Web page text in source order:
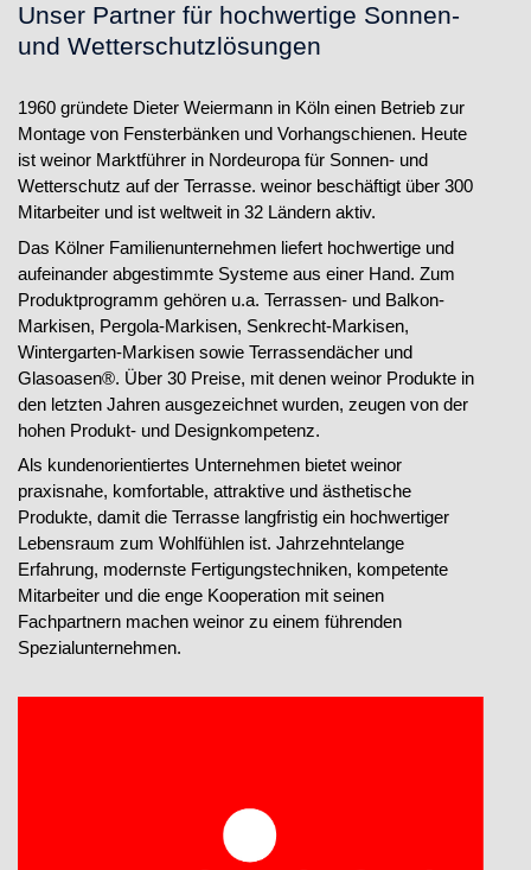
Unser Partner für hochwertige Sonnen-
und Wetterschutzlösungen
1960 gründete Dieter Weiermann in Köln einen Betrieb zur
Montage von Fensterbänken und Vorhangschienen. Heute
ist weinor Marktführer in Nordeuropa für Sonnen- und
Wetterschutz auf der Terrasse. weinor beschäftigt über 300
Mitarbeiter und ist weltweit in 32 Ländern aktiv.
Das Kölner Familienunternehmen liefert hochwertige und
aufeinander abgestimmte Systeme aus einer Hand. Zum
Produktprogramm gehören u.a. Terrassen- und Balkon-
Markisen, Pergola-Markisen, Senkrecht-Markisen,
Wintergarten-Markisen sowie Terrassendächer und
Glasoasen®. Über 30 Preise, mit denen weinor Produkte in
den letzten Jahren ausgezeichnet wurden, zeugen von der
hohen Produkt- und Designkompetenz.
Als kundenorientiertes Unternehmen bietet weinor
praxisnahe, komfortable, attraktive und ästhetische
Produkte, damit die Terrasse langfristig ein hochwertiger
Lebensraum zum Wohlfühlen ist. Jahrzehntelange
Erfahrung, modernste Fertigungstechniken, kompetente
Mitarbeiter und die enge Kooperation mit seinen
Fachpartnern machen weinor zu einem führenden
Spezialunternehmen.